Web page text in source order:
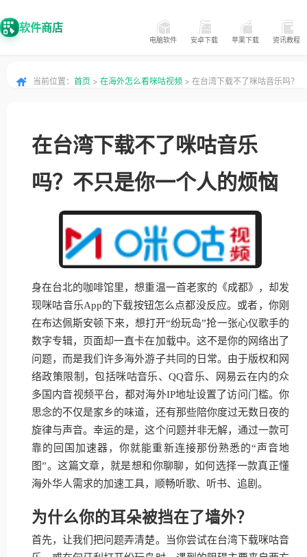
软件商店
电脑软件 安卓下载 苹果下载 资讯教程
当前位置： 首页 > 在海外怎么看咪咕视频 > 在台湾下载不了咪咕音乐吗？
在台湾下载不了咪咕音乐
吗？不只是你一个人的烦恼
身在台北的咖啡馆里，想重温一首老家的《成都》，却发
现咪咕音乐App的下载按钮怎么点都没反应。或者，你刚
在布达佩斯安顿下来，想打开“纷玩岛”抢一张心仪歌手的
数字专辑，页面却一直卡在加载中。这不是你的网络出了
问题，而是我们许多海外游子共同的日常。由于版权和网
络政策限制，包括咪咕音乐、QQ音乐、网易云在内的众
多国内音视频平台，都对海外IP地址设置了访问门槛。你
思念的不仅是家乡的味道，还有那些陪你度过无数日夜的
旋律与声音。幸运的是，这个问题并非无解，通过一款可
靠的回国加速器，你就能重新连接那份熟悉的“声音地
图”。这篇文章，就是想和你聊聊，如何选择一款真正懂
海外华人需求的加速工具，顺畅听歌、听书、追剧。
为什么你的耳朵被挡在了墙外？
首先，让我们把问题弄清楚。当你尝试在台湾下载咪咕音